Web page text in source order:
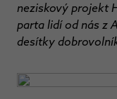
neziskový projekt
parta lidí od nás z
desítky